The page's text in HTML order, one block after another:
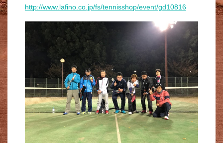
http://www.lafino.co.jp/fs/tennisshop/event/gd10816